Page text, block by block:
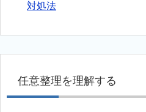
対処法
任意整理を理解する